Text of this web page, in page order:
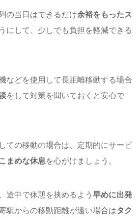
の当日はできるだけ余裕をもったス
にして、少しでも負担を軽減できる
などを使用して長距離移動する場合
をして対策を聞いておくと安心で
ての移動の場合は、定期的にサービ
こまめな休息を心がけましょう。
途中で休憩を挟めるよう 早めに出発
駅からの移動距離が遠い場合はタク